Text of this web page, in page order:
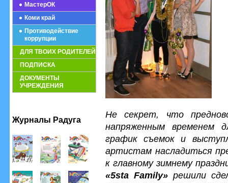
МастерОК
Коми край
Противодействие
коррупции
ДЛЯ ТВОИХ РОДИТЕЛЕЙ
ПОДПИСКА
ДОКУМЕНТЫ
УЧРЕЖДЕНИЯ
Журналы Радуга
Не секрет, что
напряженным временем
график съемок и
артистам насладиться
к главному зимнему
«5sta Family» решили